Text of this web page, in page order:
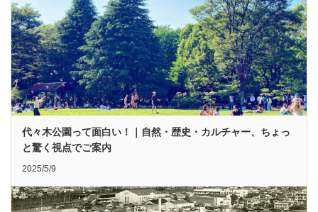
代々木公園って面白い！｜自然・歴史・カルチャー、ちょっ
と驚く視点でご案内
2025/5/9